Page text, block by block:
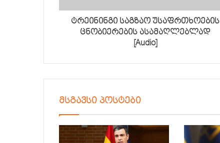
ტრეინინგი საგზაო უსაფრთხოების
ცნობიერების ასამაღლებლად
[Audio]
მსგავსი პოსტები